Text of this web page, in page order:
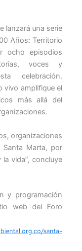
lanzará una serie
Años: Territorio
ocho episodios
voces y
celebración.
vivo amplifique el
más allá del
organizaciones
Santa Marta, por
vida”, concluye
y programación
web del Foro
santa-